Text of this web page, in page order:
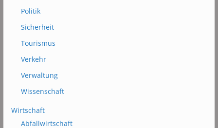
Politik
Sicherheit
Tourismus
Verkehr
Verwaltung
Wissenschaft
Wirtschaft
Abfallwirtschaft